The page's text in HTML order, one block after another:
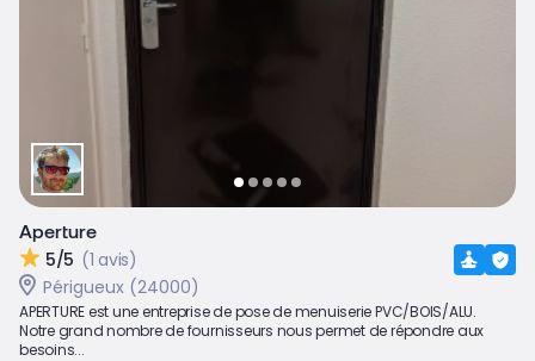
Aperture
5/5 (1 avis)
Périgueux (24000)
APERTURE est une entreprise de pose de menuiserie PVC/BOIS/ALU.
Notre grand nombre de fournisseurs nous permet de répondre aux
besoins...